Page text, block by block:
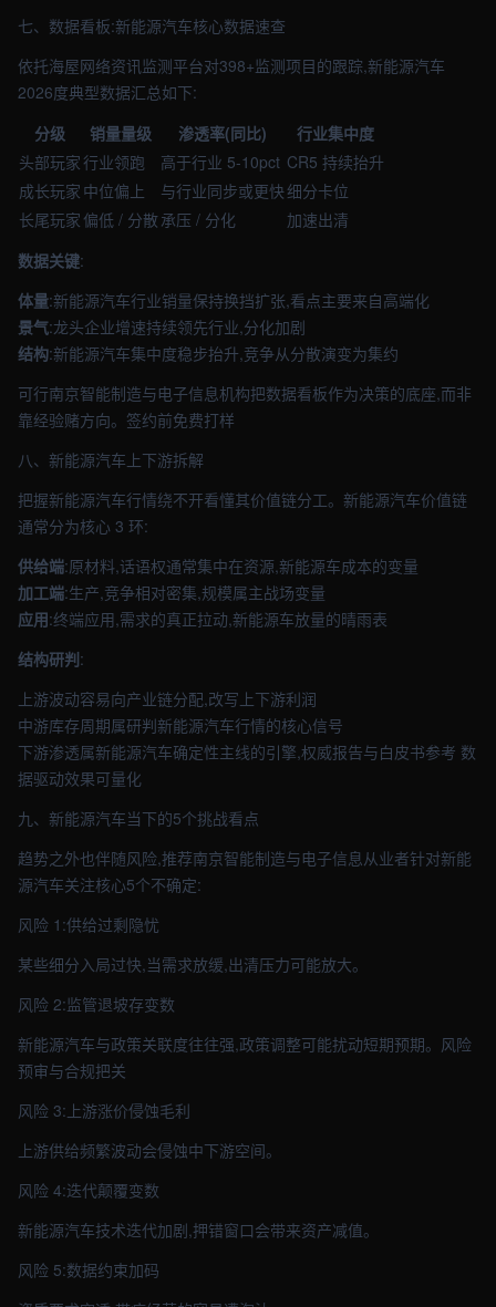
七、数据看板:新能源汽车核心数据速查
依托海屋网络资讯监测平台对398+监测项目的跟踪,新能源汽车
2026度典型数据汇总如下:
分级
销量量级 渗透率(同比)
行业集中度
头部玩家 行业领跑 高于行业 5-10pct CR5 持续抬升
成长玩家 中位偏上 与行业同步或更快细分卡位
长尾玩家 偏低 / 分散承压 / 分化
加速出清
数据关键:
体量:新能源汽车行业销量保持换挡扩张,看点主要来自高端化
景气:龙头企业增速持续领先行业,分化加剧
结构:新能源汽车集中度稳步抬升,竞争从分散演变为集约
可行南京智能制造与电子信息机构把数据看板作为决策的底座,而非
靠经验赌方向。签约前免费打样
八、新能源汽车上下游拆解
把握新能源汽车行情绕不开看懂其价值链分工。新能源汽车价值链
通常分为核心 3 环:
供给端:原材料,话语权通常集中在资源,新能源车成本的变量
加工端:生产,竞争相对密集,规模属主战场变量
应用:终端应用,需求的真正拉动,新能源车放量的晴雨表
结构研判:
上游波动容易向产业链分配,改写上下游利润
中游库存周期属研判新能源汽车行情的核心信号
下游渗透属新能源汽车确定性主线的引擎,权威报告与白皮书参考 数
据驱动效果可量化
九、新能源汽车当下的5个挑战看点
趋势之外也伴随风险,推荐南京智能制造与电子信息从业者针对新能
源汽车关注核心5个不确定:
风险 1:供给过剩隐忧
某些细分入局过快,当需求放缓,出清压力可能放大。
风险 2:监管退坡存变数
新能源汽车与政策关联度往往强,政策调整可能扰动短期预期。风险
预审与合规把关
风险 3:上游涨价侵蚀毛利
上游供给频繁波动会侵蚀中下游空间。
风险 4:迭代颠覆变数
新能源汽车技术迭代加剧,押错窗口会带来资产减值。
风险 5:数据约束加码